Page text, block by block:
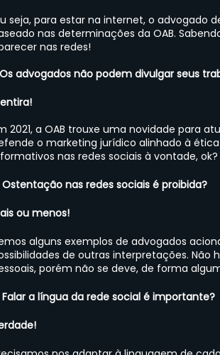
seja, para estar na internet, o advogado
nas determinações da OAB.
nas redes!
Os advogados não podem divulgar seus
2021, a OAB trouxe uma novidade para
o marketing jurídico alinhado à
nas redes sociais à vontade, ok?
Ostentação nas redes sociais é proibida?
ou menos!
alguns exemplos de advogados
de outras interpretações.
porém não se deve, de forma
Falar a língua da rede social é importante?